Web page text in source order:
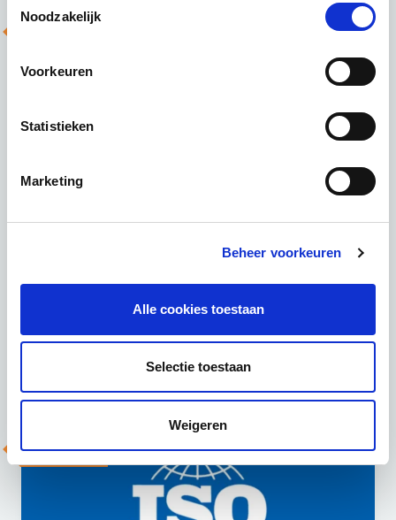
Noodzakelijk
Voorkeuren
Statistieken
Marketing
Beheer voorkeuren
Alle cookies toestaan
Selectie toestaan
Weigeren
Brochure: ISO27001 |
De implementatie van de ISO27001 is een traject
waarbij verschillende stappen gedaan worden om te
Brochure